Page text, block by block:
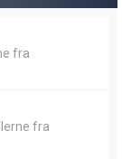
fra
fra